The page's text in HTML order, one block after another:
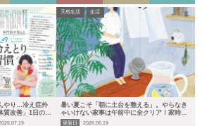
やり…冷え症外
改善」1日の正
天然生活 生活
暑い夏こそ「朝に土台を整える」。やらなき
ゃいけない家事は午前中に全クリア！家時間
を楽しく過ごす“大人の夏習慣”
更新日 2026.06.19